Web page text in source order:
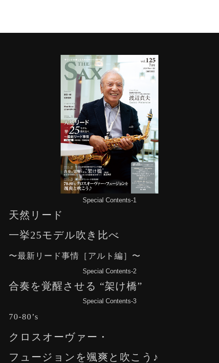
Special Contents-1
天然リード
一挙25モデル吹き比べ
〜最新リード事情［アルト編］〜
Special Contents-2
合奏を覚醒させる “架け橋”
Special Contents-3
70-80’s
クロスオーヴァー・
フュージョンを颯爽と吹こう♪